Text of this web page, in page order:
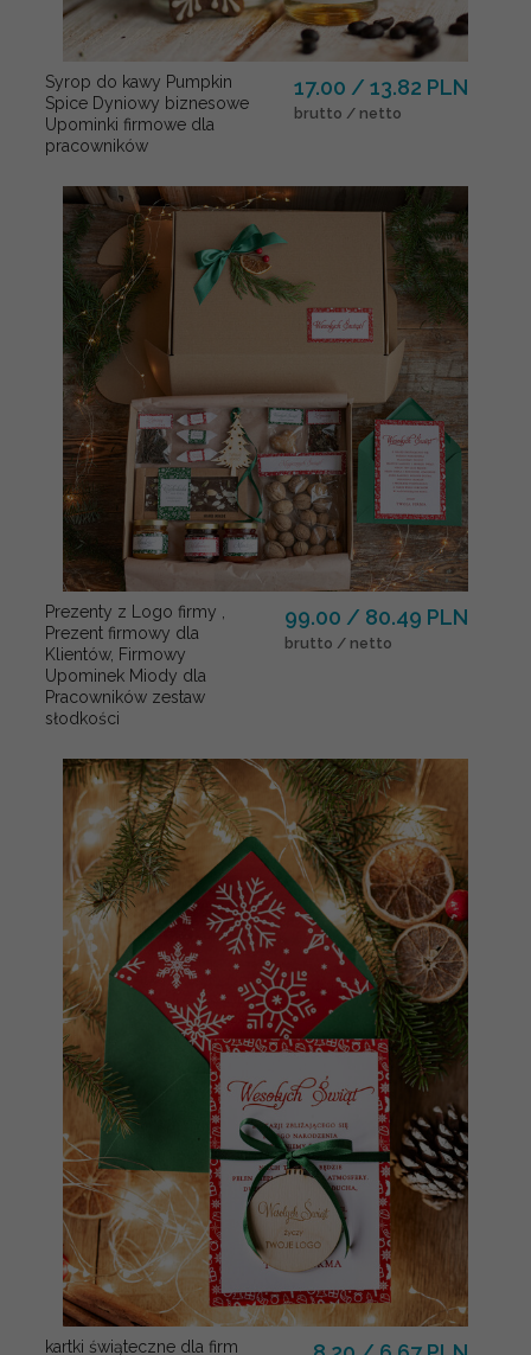
Syrop do kawy Pumpkin
Spice Dyniowy biznesowe
Upominki firmowe dla
pracowników
17.00 / 13.82 PLN
brutto / netto
Prezenty z Logo firmy ,
Prezent firmowy dla
Klientów, Firmowy
Upominek Miody dla
Pracowników zestaw
słodkości
99.00 / 80.49 PLN
brutto / netto
kartki świąteczne dla firm